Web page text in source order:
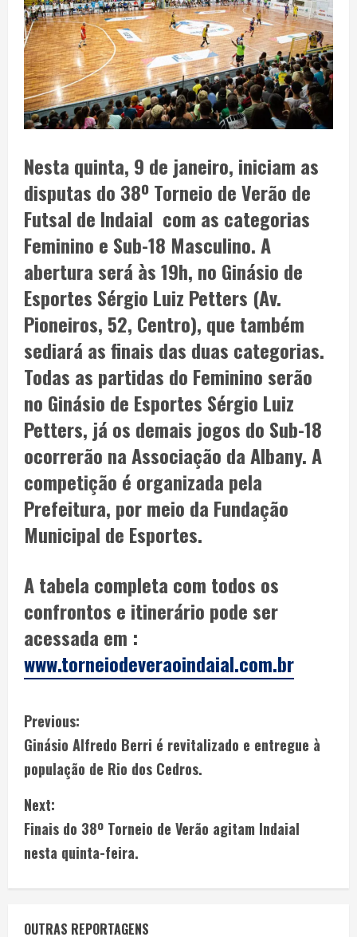
Nesta quinta, 9 de janeiro, iniciam as
disputas do 38º Torneio de Verão de
Futsal de Indaial com as categorias
Feminino e Sub-18 Masculino. A
abertura será às 19h, no Ginásio de
Esportes Sérgio Luiz Petters (Av.
Pioneiros, 52, Centro), que também
sediará as finais das duas categorias.
Todas as partidas do Feminino serão
no Ginásio de Esportes Sérgio Luiz
Petters, já os demais jogos do Sub-18
ocorrerão na Associação da Albany. A
competição é organizada pela
Prefeitura, por meio da Fundação
Municipal de Esportes.
A tabela completa com todos os
confrontos e itinerário pode ser
acessada em :
www.torneiodeveraoindaial.com.br
Previous:
Ginásio Alfredo Berri é revitalizado e entregue à
população de Rio dos Cedros.
Next:
Finais do 38º Torneio de Verão agitam Indaial
nesta quinta-feira.
OUTRAS REPORTAGENS